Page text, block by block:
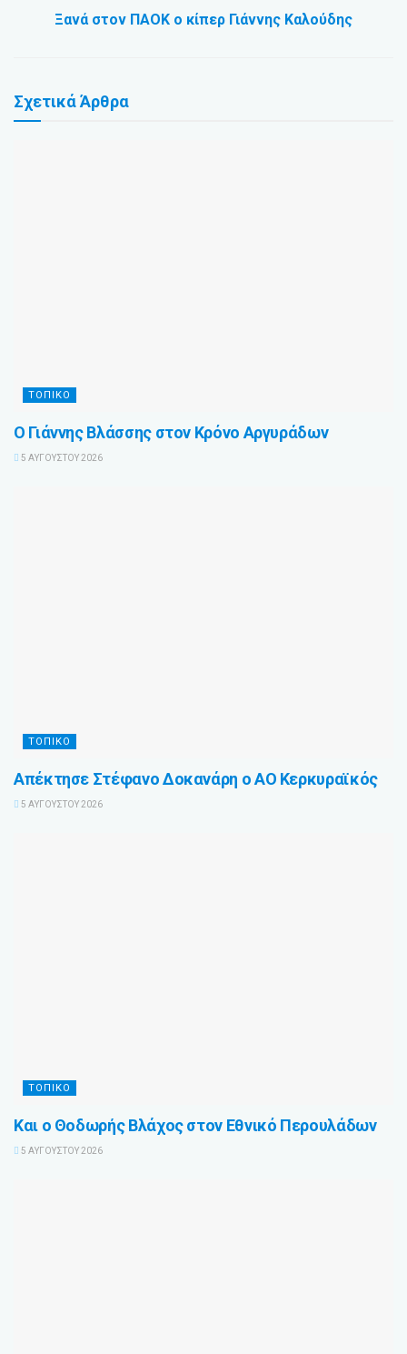
Ξανά στον ΠΑΟΚ ο κίπερ Γιάννης Καλούδης
ΣχετικάΆρθρα
ΤΟΠΙΚΌ
Ο Γιάννης Βλάσσης στον Κρόνο Αργυράδων
5 ΑΥΓΟΎΣΤΟΥ 2026
ΤΟΠΙΚΌ
Απέκτησε Στέφανο Δοκανάρη ο ΑΟ Κερκυραϊκός
5 ΑΥΓΟΎΣΤΟΥ 2026
ΤΟΠΙΚΌ
Και ο Θοδωρής Βλάχος στον Εθνικό Περουλάδων
5 ΑΥΓΟΎΣΤΟΥ 2026